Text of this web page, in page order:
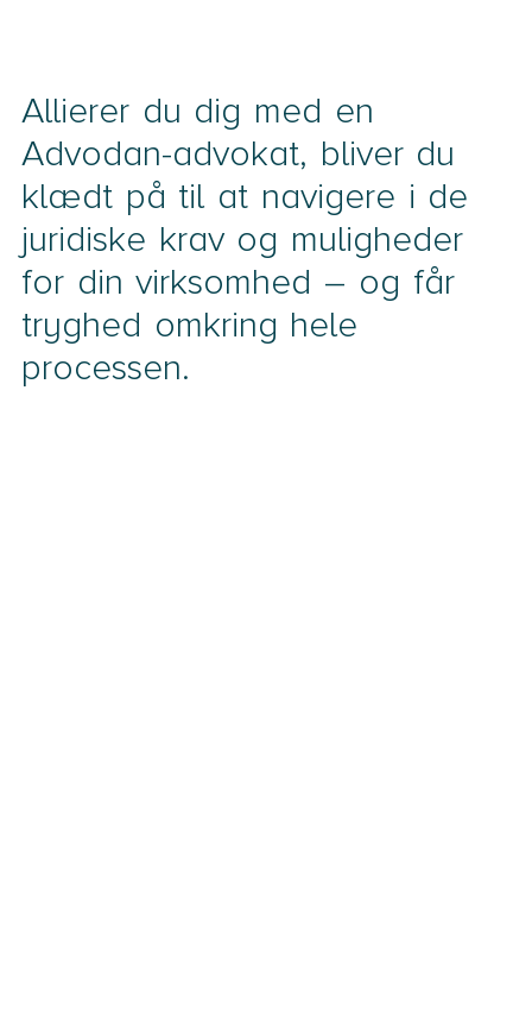
Allierer du dig med en
Advodan-advokat, bliver du
klædt på til at navigere i de
juridiske krav og muligheder
for din virksomhed – og får
tryghed omkring hele
processen.